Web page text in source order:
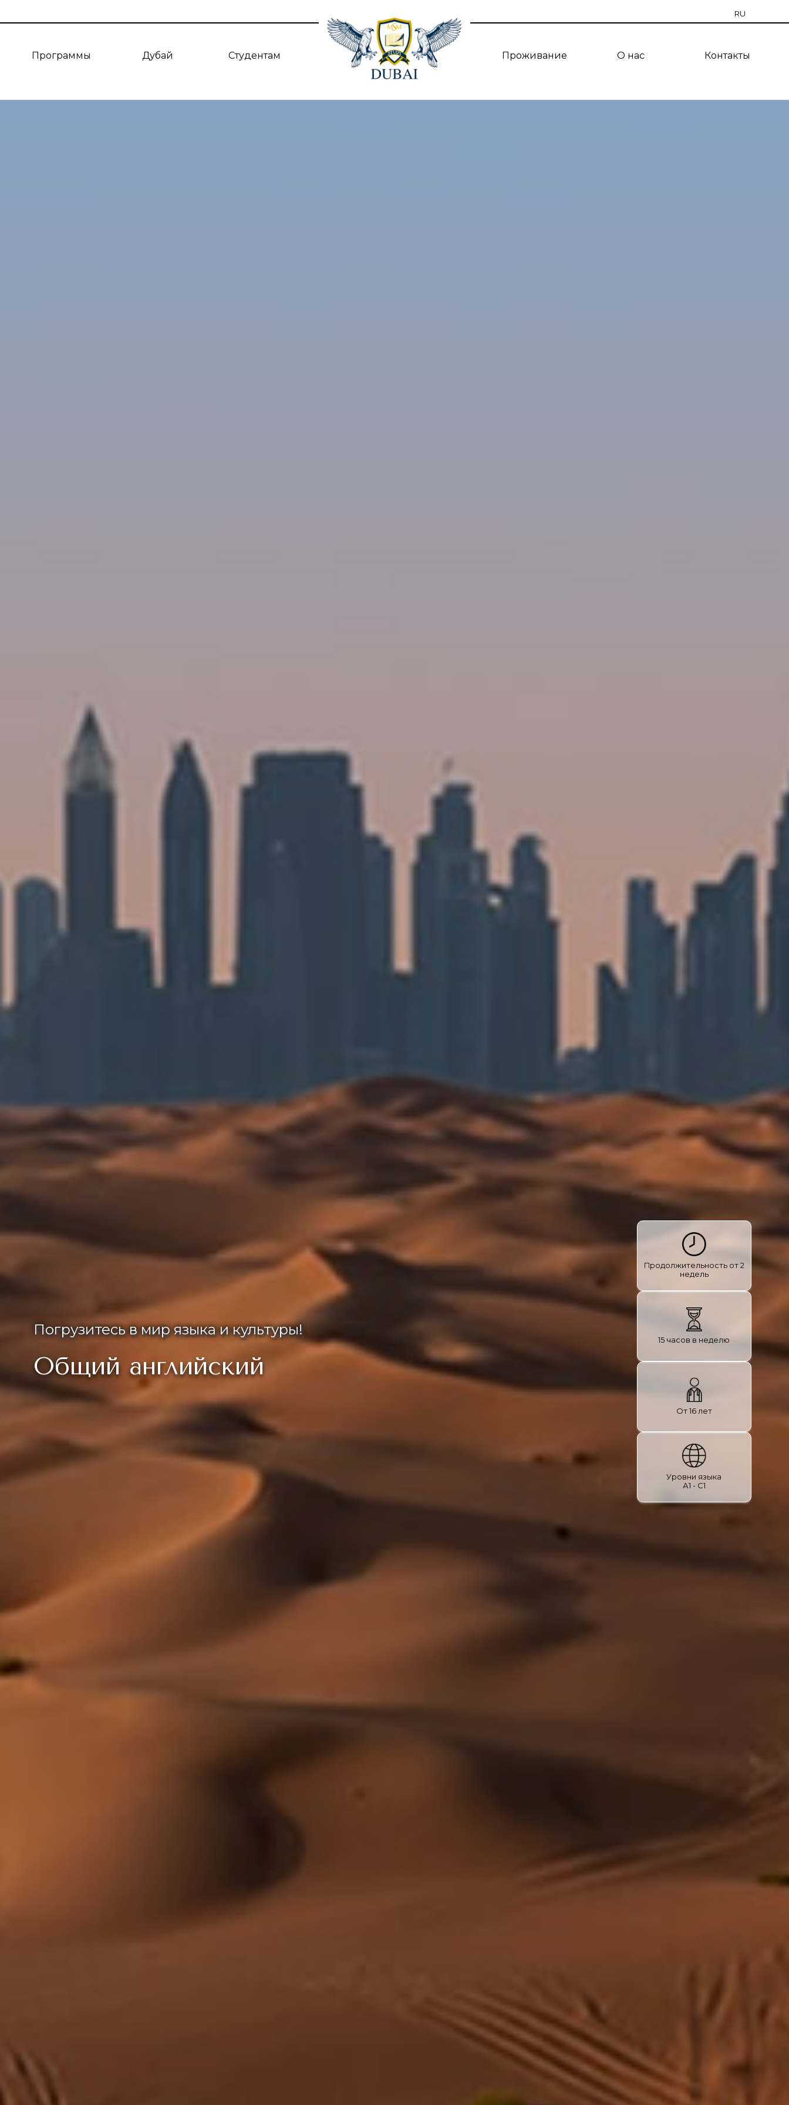
Программы Дубай Студентам Проживание О нас Контакты
RU
Общий английский
Погрузитесь в мир языка и культуры!
Продолжительность от 2
недель
15 часов в неделю
От 16 лет
Уровни языка
А1 - С1